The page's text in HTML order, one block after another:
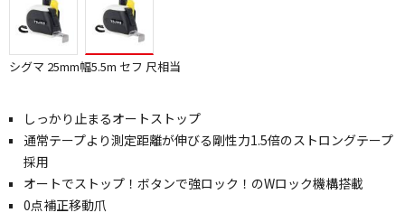
シグマ 25mm幅5.5m セフ 尺相当
しっかり止まるオートストップ
通常テープより測定距離が伸びる剛性力1.5倍のストロングテープ
採用
オートでストップ！ボタンで強ロック！のWロック機構搭載
0点補正移動爪